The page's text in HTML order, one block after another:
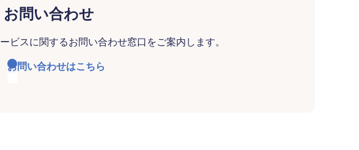
お問い合わせ
ビスに関するお問い合わせ窓口をご案内します。
お問い合わせはこちら